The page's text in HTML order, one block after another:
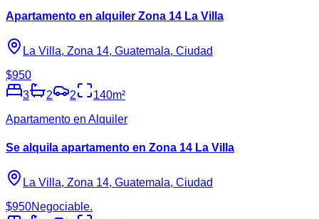
Apartamento en alquiler Zona 14 La Villa
La Villa, Zona 14, Guatemala, Ciudad
$950
3
2 2 140m²
Apartamento en Alquiler
Se alquila apartamento en Zona 14 La Villa
La Villa, Zona 14, Guatemala, Ciudad
$950Negociable.